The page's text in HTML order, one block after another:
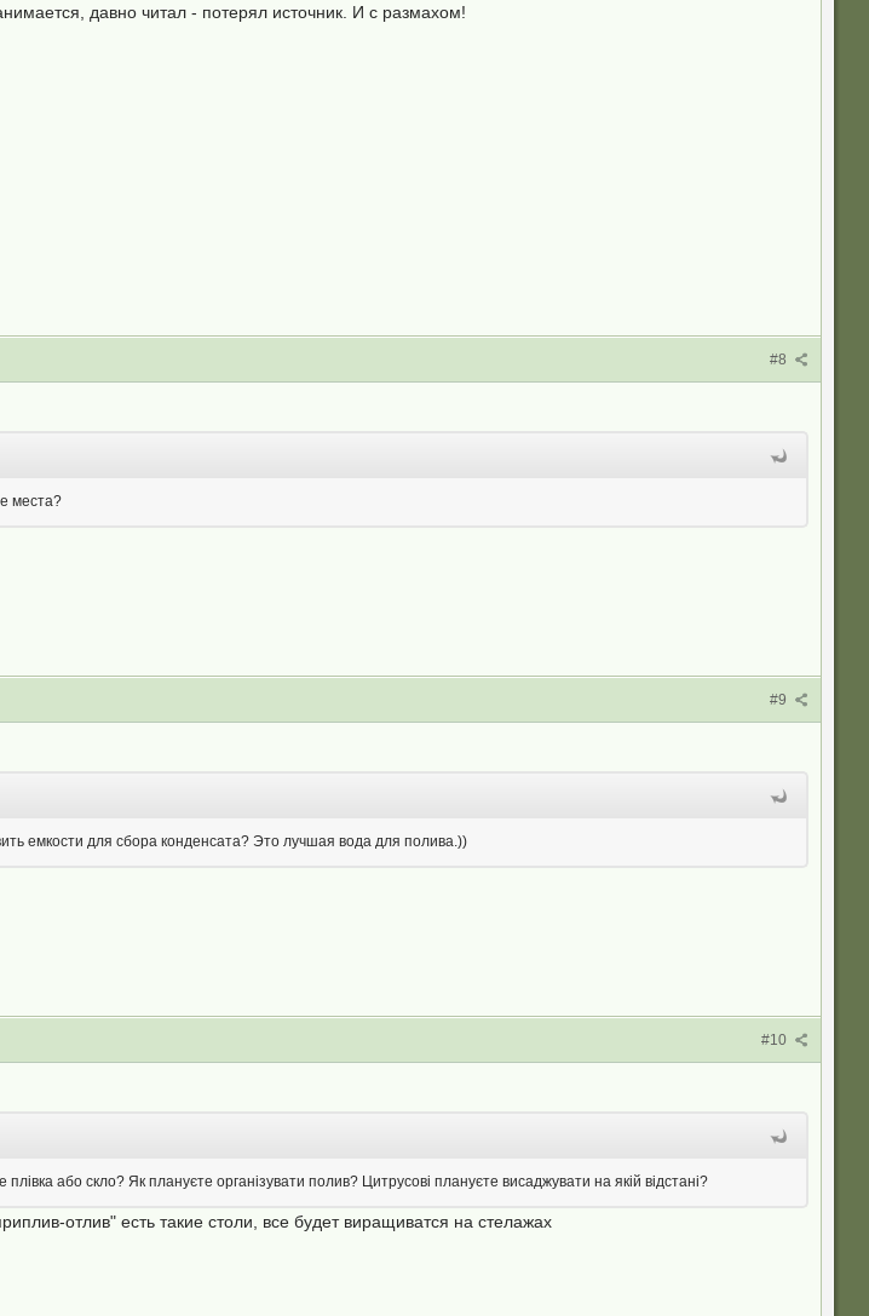
давно читал - потерял источник. И с размахом!
#8
места?
#9
емкости для сбора конденсата? Это лучшая вода для полива.))
#10
або скло? Як плануєте організувати полив? Цитрусові плануєте висаджувати на якій відстані?
отлив" есть такие столи, все будет виращиватся на стелажах